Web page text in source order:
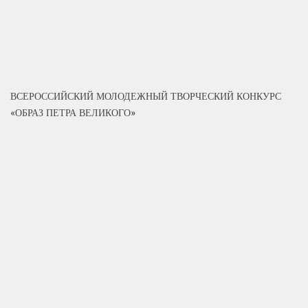
ВСЕРОССИЙСКИЙ МОЛОДЕЖНЫЙ ТВОРЧЕСКИЙ КОНКУРС
«ОБРАЗ ПЕТРА ВЕЛИКОГО»